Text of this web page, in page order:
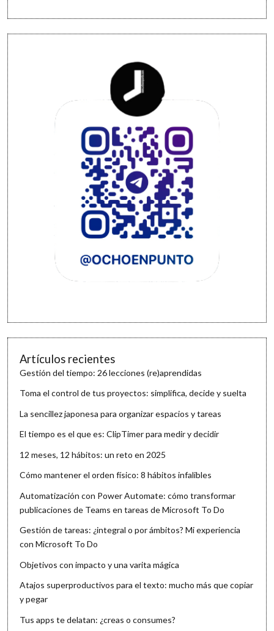
Artículos recientes
Gestión del tiempo: 26 lecciones (re)aprendidas
Toma el control de tus proyectos: simplifica, decide y suelta
La sencillez japonesa para organizar espacios y tareas
El tiempo es el que es: ClipTimer para medir y decidir
12 meses, 12 hábitos: un reto en 2025
Cómo mantener el orden físico: 8 hábitos infalibles
Automatización con Power Automate: cómo transformar
publicaciones de Teams en tareas de Microsoft To Do
Gestión de tareas: ¿integral o por ámbitos? Mi experiencia
con Microsoft To Do
Objetivos con impacto y una varita mágica
Atajos superproductivos para el texto: mucho más que copiar
y pegar
Tus apps te delatan: ¿creas o consumes?